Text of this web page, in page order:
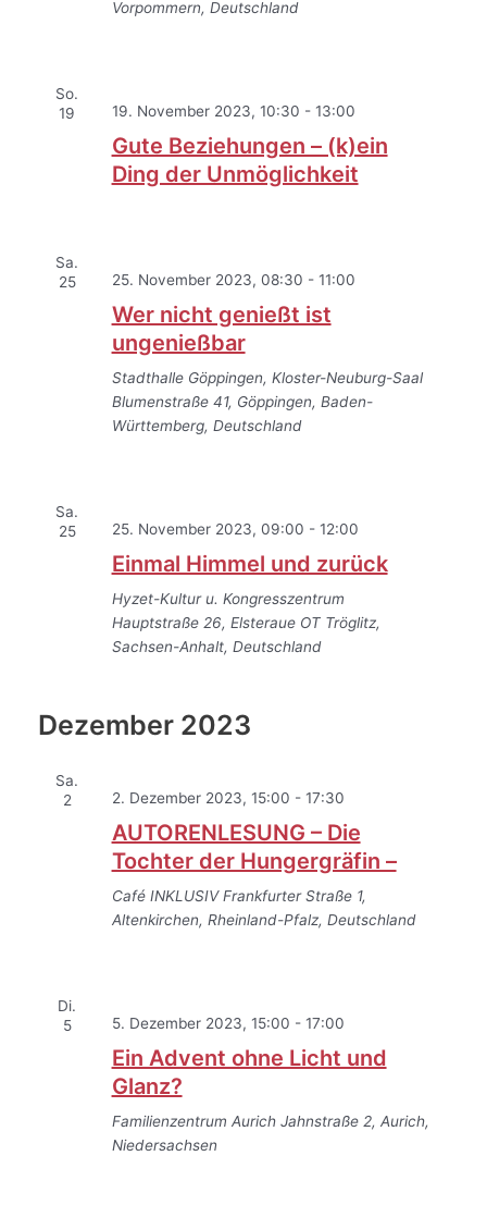
Vorpommern, Deutschland
So.
19
19. November 2023, 10:30 - 13:00
Gute Beziehungen – (k)ein
Ding der Unmöglichkeit
Sa.
25
25. November 2023, 08:30 - 11:00
Wer nicht genießt ist
ungenießbar
Stadthalle Göppingen, Kloster-Neuburg-Saal
Blumenstraße 41, Göppingen, Baden-
Württemberg, Deutschland
Sa.
25
25. November 2023, 09:00 - 12:00
Einmal Himmel und zurück
Hyzet-Kultur u. Kongresszentrum
Hauptstraße 26, Elsteraue OT Tröglitz,
Sachsen-Anhalt, Deutschland
Dezember 2023
Sa.
2
2. Dezember 2023, 15:00 - 17:30
AUTORENLESUNG – Die
Tochter der Hungergräfin –
Café INKLUSIVFrankfurter Straße 1,
Altenkirchen, Rheinland-Pfalz, Deutschland
Di.
5
5. Dezember 2023, 15:00 - 17:00
Ein Advent ohne Licht und
Glanz?
Familienzentrum Aurich Jahnstraße 2, Aurich,
Niedersachsen